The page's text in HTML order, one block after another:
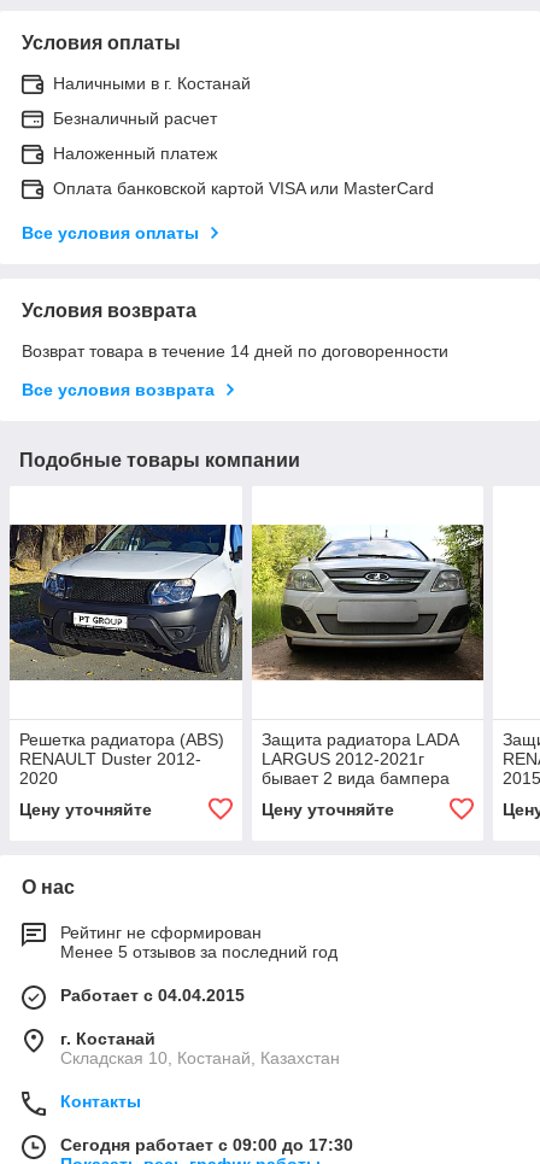
Условия оплаты
Наличными в г. Костанай
Безналичный расчет
Наложенный платеж
Оплата банковской картой VISA или MasterCard
Все условия оплаты
Условия возврата
Возврат товара в течение 14 дней по договоренности
Все условия возврата
Подобные товары компании
Решетка радиатора (ABS)
RENAULT Duster 2012-
2020
Цену уточняйте
Защита радиатора LADA
LARGUS 2012-2021г
бывает 2 вида бампера
Цену уточняйте
О нас
Рейтинг не сформирован
Менее 5 отзывов за последний год
Работает с 04.04.2015
г. Костанай
Складская 10, Костанай, Казахстан
Контакты
Сегодня работает с 09:00 до 17:30